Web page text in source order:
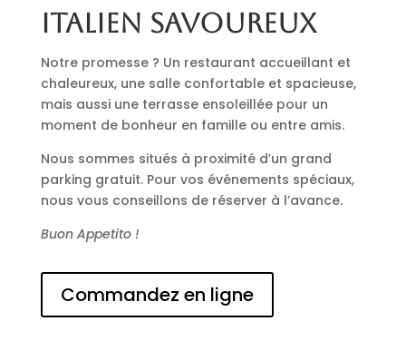
italien savoureux
Notre promesse ? Un restaurant accueillant et
chaleureux, une salle confortable et spacieuse,
mais aussi une terrasse ensoleillée pour un
moment de bonheur en famille ou entre amis.
Nous sommes situés à proximité d’un grand
parking gratuit. Pour vos événements spéciaux,
nous vous conseillons de réserver à l’avance.
Buon Appetito !
Commandez en ligne